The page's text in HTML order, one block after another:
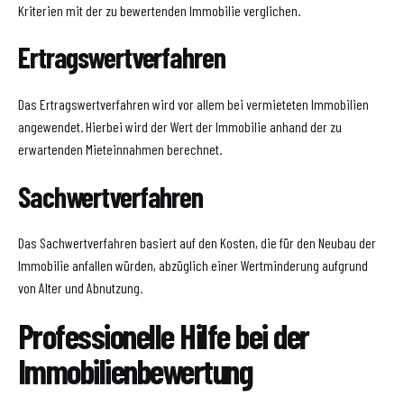
Kriterien mit der zu bewertenden Immobilie verglichen.
Ertragswertverfahren
Das Ertragswertverfahren wird vor allem bei vermieteten Immobilien
angewendet. Hierbei wird der Wert der Immobilie anhand der zu
erwartenden Mieteinnahmen berechnet.
Sachwertverfahren
Das Sachwertverfahren basiert auf den Kosten, die für den Neubau der
Immobilie anfallen würden, abzüglich einer Wertminderung aufgrund
von Alter und Abnutzung.
Professionelle Hilfe bei der
Immobilienbewertung